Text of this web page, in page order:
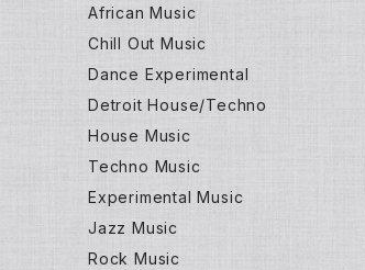
African Music
Chill Out Music
Dance Experimental
Detroit House/Techno
House Music
Techno Music
Experimental Music
Jazz Music
Rock Music